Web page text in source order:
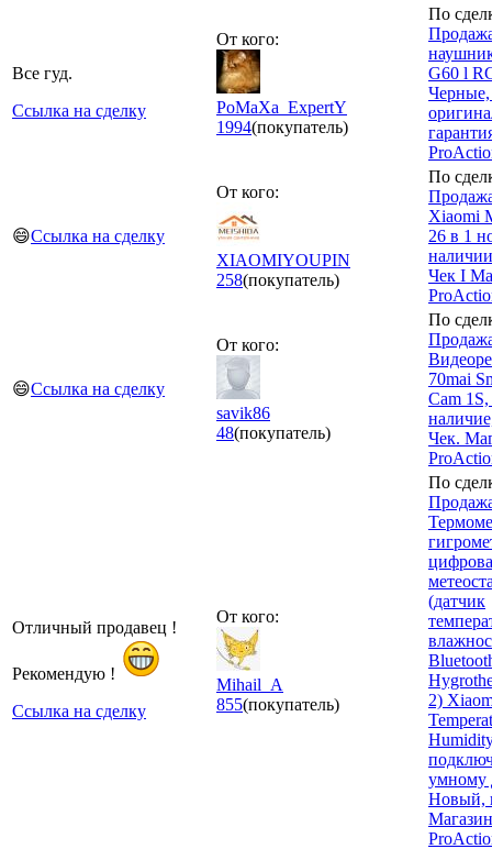
Все гуд.
Ссылка на сделку
От кого:
PoMaXa_ExpertY
1994(покупатель)
По
G60 l
Черные,
😄Ссылка на сделку
От кого:
XIAOMIYOUPIN
258(покупатель)
По
Xiaomi
26 в 1
Чек I
😄Ссылка на сделку
От кого:
savik86
48(покупатель)
По
70mai
Cam
Чек.
Отличный продавец !
Рекомендую !
Ссылка на сделку
От кого:
Mihail_A
855(покупатель)
По
(датчик
2)
умному
Новый,
Магазин